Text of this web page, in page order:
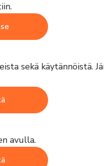
sekä käytännöistä.
avulla.